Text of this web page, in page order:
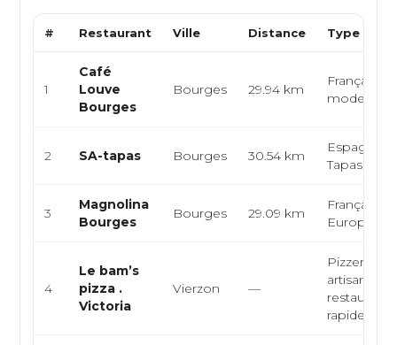
# Restaurant Ville Distance Type de
1
Café
Louve
Bourges
Bourges 29.94 km
Française,
moderne
2 SA-tapas Bourges 30.54 km
Espagnole,
Tapas
3
Magnolina
Bourges
Bourges 29.09 km
Française,
4
Le bam’s
pizza .
Victoria
Vierzon —
Pizzeria,
artisanale,
rapide